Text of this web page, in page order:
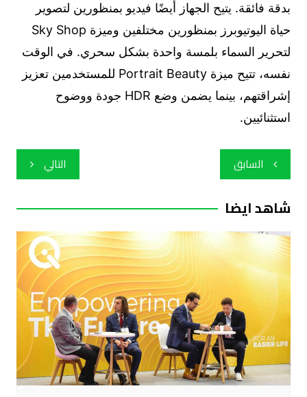
بدقة فائقة. يتيح الجهاز أيضًا فيديو بمنظورين لتصوير
حياة اليوتيوبرز بمنظورين مختلفين وميزة Sky Shop
لتحرير السماء بلمسة واحدة بشكل سحري. في الوقت
نفسه، تتيح ميزة Portrait Beauty للمستخدمين تعزيز
إشراقتهم، بينما يضمن وضع HDR جودة ووضوح
استثنائيين.
تصفّح
المقالات
السابق التالي
شاهد ايضا